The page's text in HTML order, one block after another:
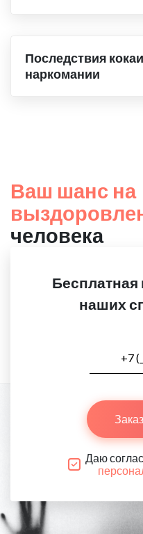
Последствия
наркомании
Ваш шанс на
человека
Бесплатная
наших
Даю